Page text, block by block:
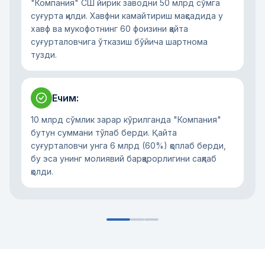
"Компания" СШ йирик заводни 50 млрд сўмга
суғурта қилди. Хавфни камайтириш мақсадида у
хавф ва мукофотнинг 60 фоизини қайта
суғурталовчига ўтказиш бўйича шартнома
тузди.
Ечим:
10 млрд сўмлик зарар кўрилганда "Компания"
бутун суммани тўлаб берди. Қайта
суғурталовчи унга 6 млрд (60%) қоплаб берди,
бу эса унинг молиявий барқарорлигини сақлаб
қолди.